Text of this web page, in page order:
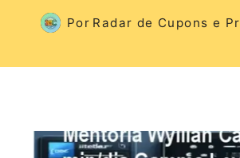
Por Radar de Cupons e